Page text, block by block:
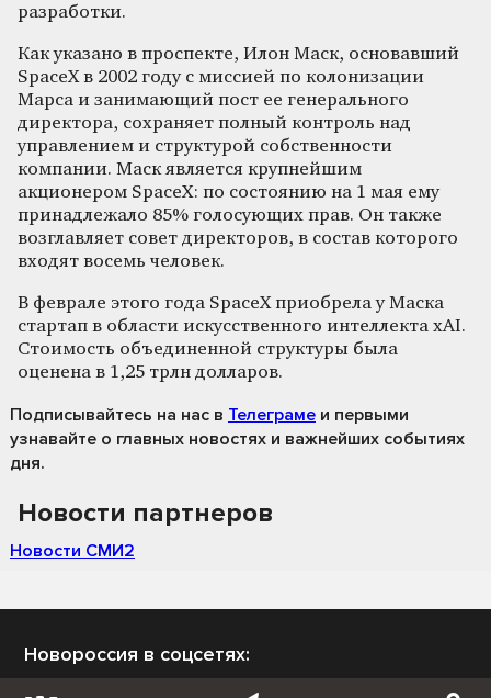
разработки.
Как указано в проспекте, Илон Маск, основавший
SpaceX в 2002 году с миссией по колонизации
Марса и занимающий пост ее генерального
директора, сохраняет полный контроль над
управлением и структурой собственности
компании. Маск является крупнейшим
акционером SpaceX: по состоянию на 1 мая ему
принадлежало 85% голосующих прав. Он также
возглавляет совет директоров, в состав которого
входят восемь человек.
В феврале этого года SpaceX приобрела у Маска
стартап в области искусственного интеллекта xAI.
Стоимость объединенной структуры была
оценена в 1,25 трлн долларов.
Подписывайтесь на нас в Телеграме и первыми
узнавайте о главных новостях и важнейших событиях
дня.
Новости партнеров
Новости СМИ2
Новороссия в соцсетях: